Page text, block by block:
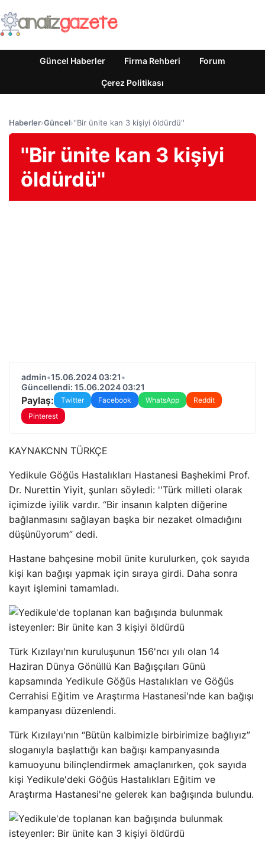
Güncel Haberler Firma Rehberi Forum
Çerez Politikası
Haberler›Güncel›''Bir ünite kan 3 kişiyi öldürdü''
''Bir ünite kan 3 kişiyi
öldürdü''
admin•15.06.2024 03:21•
Güncellendi: 15.06.2024 03:21
Paylaş: Twitter Facebook WhatsApp
Reddit
Pinterest
KAYNAKCNN TÜRKÇE
Yedikule Göğüs Hastalıkları Hastanesi Başhekimi Prof.
Dr. Nurettin Yiyit, şunları söyledi: ''Türk milleti olarak
içimizde iyilik vardır. “Bir insanın kalpten diğerine
bağlanmasını sağlayan başka bir nezaket olmadığını
düşünüyorum” dedi.
Hastane bahçesine mobil ünite kurulurken, çok sayıda
kişi kan bağışı yapmak için sıraya girdi. Daha sonra
kayıt işlemini tamamladı.
Türk Kızılayı'nın kuruluşunun 156'ncı yılı olan 14
Haziran Dünya Gönüllü Kan Bağışçıları Günü
kapsamında Yedikule Göğüs Hastalıkları ve Göğüs
Cerrahisi Eğitim ve Araştırma Hastanesi'nde kan bağışı
kampanyası düzenlendi.
Türk Kızılayı'nın “Bütün kalbimizle birbirimize bağlıyız”
sloganıyla başlattığı kan bağışı kampanyasında
kamuoyunu bilinçlendirmek amaçlanırken, çok sayıda
kişi Yedikule'deki Göğüs Hastalıkları Eğitim ve
Araştırma Hastanesi'ne gelerek kan bağışında bulundu.